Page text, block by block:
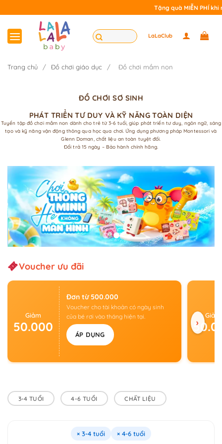
qua
nội
dung
Tặng quà MIỄN PHÍ khi mua
Tìm
kiếm:
LaLaClub
Trang chủ / Đồ chơi giáo dục / Đồ chơi mầm non
ĐỒ CHƠI SƠ SINH
PHÁT TRIỂN TƯ DUY VÀ KỸ NĂNG TOÀN DIỆN
Tuyển tập đồ chơi mầm non dành cho trẻ từ 3-6 tuổi, giúp phát triển tư duy, ngôn ngữ, sáng
tạo và kỹ năng vận động thông qua học qua chơi. Ứng dụng phương pháp Montessori và
Glenn Doman, chất liệu an toàn tuyệt đối.
Đổi trả 15 ngày – Bảo hành chính hãng.
Voucher ưu đãi
Giảm
50.000
Đơn từ 500.000
Voucher cho tài khoản có ngày sinh
của bé rơi vào tháng hiện tại.
ÁP DỤNG
Giảm
›
3-4 TUỔI 4-6 TUỔI CHẤT LIỆU
× 3-4 tuổi × 4-6 tuổi